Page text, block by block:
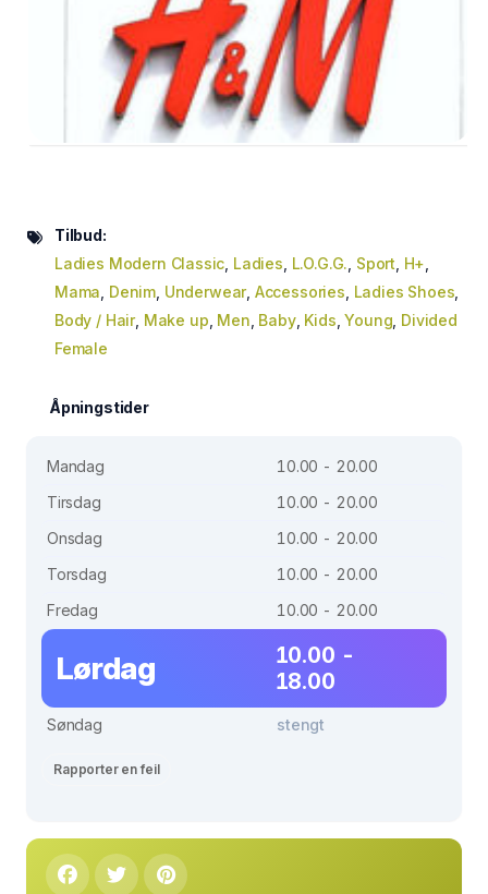
Tilbud:
Ladies Modern Classic Ladies L.O.G.G. Sport H+
Mama Denim Underwear, Accessories Ladies Shoes
Body / Hair, Make up Men Baby, Kids ,Young Divided
Female
Åpningstider
Mandag
10.00 - 20.00
Tirsdag
10.00 - 20.00
Onsdag
10.00 - 20.00
Torsdag
10.00 - 20.00
Fredag
10.00 - 20.00
Lørdag
10.00 -
18.00
Søndag stengt
Rapporter en feil